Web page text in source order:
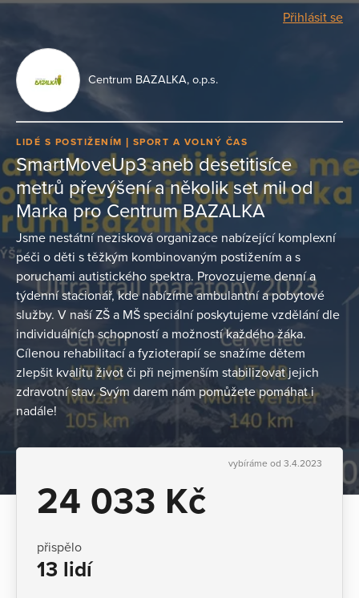
Přihlásit se
Centrum BAZALKA, o.p.s.
LIDÉ S POSTIŽENÍM SPORT A VOLNÝ ČAS
SmartMoveUp3 aneb desetitisíce
metrů převýšení a několik set mil od
Marka pro Centrum BAZALKA
Jsme nestátní nezisková organizace nabízející komplexní
péči o děti s těžkým kombinovaným postižením a s
poruchami autistického spektra. Provozujeme denní a
týdenní stacionář, kde nabízíme ambulantní a pobytové
služby. V naší ZŠ a MŠ speciální poskytujeme vzdělání dle
individuálních schopností a možností každého žáka.
Cílenou rehabilitací a fyzioterapií se snažíme dětem
zlepšit kvalitu život či při nejmenším stabilizovat jejich
zdravotní stav. Svým darem nám pomůžete pomáhat i
nadále!
vybíráme od 3.4.2023
24 033 Kč
přispělo
13 lidí